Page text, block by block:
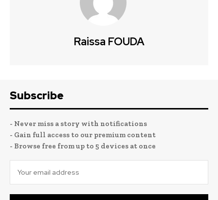
Raissa FOUDA
Subscribe
- Never miss a story with notifications
- Gain full access to our premium content
- Browse free from up to 5 devices at once